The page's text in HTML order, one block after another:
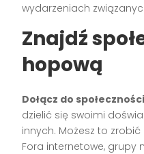
wydarzeniach
Znajdź
hopową
Dołącz do
dzielić się swoimi
innych. Możesz to
Fora internetowe, grupy